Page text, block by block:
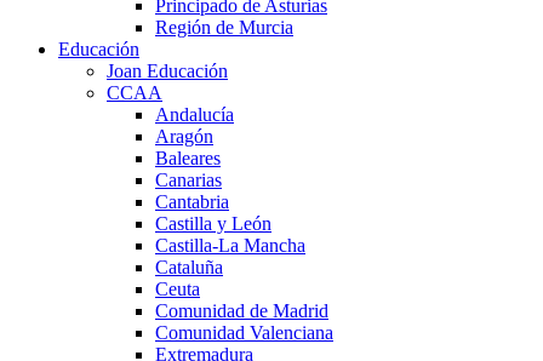
Principado de Asturias
Región de Murcia
Educación
Joan Educación
CCAA
Andalucía
Aragón
Baleares
Canarias
Cantabria
Castilla y León
Castilla-La Mancha
Cataluña
Ceuta
Comunidad de Madrid
Comunidad Valenciana
Extremadura